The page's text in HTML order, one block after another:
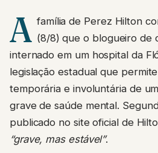
A família de Perez Hilton
(8/8) que o blogueiro de
internado em um hospital da
legislação estadual que
temporária e involuntária de
grave de saúde mental.
publicado no site oficial de
“grave, mas estável”.